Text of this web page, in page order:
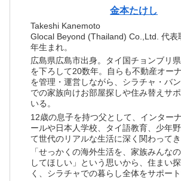
金本たけし
Takeshi Kanemoto
Glocal Beyond (Thailand) Co.,Ltd. 代表
年生まれ。
広島県広島市出身。タイ国チョンブリ
を下ろして20数年。自らも不動産オー
を管理・運営しながら、シラチャ・バ
での家族向けお部屋探しや住み替えサ
いる。
12歳の息子を持つ父として、インター
ールや日本人学校、タイ語教育、少年
て世代のリアルな生活に深く関わってき
「せっかくの海外生活を、家族みんな
してほしい」という思いから、住まい
く、シラチャでの暮らし全体をサポート